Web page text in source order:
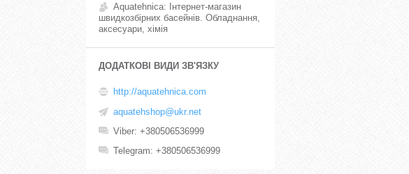
Aquatehnica: Інтернет-магазин
швидкозбірних басейнів. Обладнання,
аксесуари, хімія
http://aquatehnica.com
aquatehshop@ukr.net
Viber +380506536999
Telegram +380506536999